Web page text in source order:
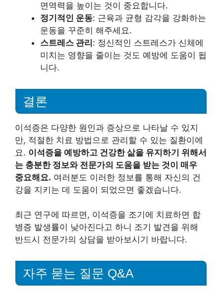
면역력을 높이는 것이 중요합니다.
정기적인 운동: 근육과 균형 감각을 강화하는
운동을 꾸준히 해주세요.
스트레스 관리 : 정신적인 스트레스가 신체에
미치는 영향을 줄이는 것도 예방에 도움이 됩
니다.
결론
이석증은 다양한 원인과 증상으로 나타날 수 있지
만, 적절한 치료 방법으로 관리할 수 있는 질환이에
요. 이석증을 예방하고 건강한 삶을 유지하기 위해서
는 충분한 정보와 전문가의 도움을 받는 것이 매우
중요해요. 여러분도 이러한 정보를 통해 자신의 건
강을 지키는 데 도움이 되었으면 좋겠습니다.
최근 연구에 따르면, 이석증을 조기에 치료하면 합
병증 발생률이 낮아진다고 하니 조기 발견을 위해
반드시 전문가의 상담을 받아보시기 바랍니다.
자주 묻는 질문 Q&A